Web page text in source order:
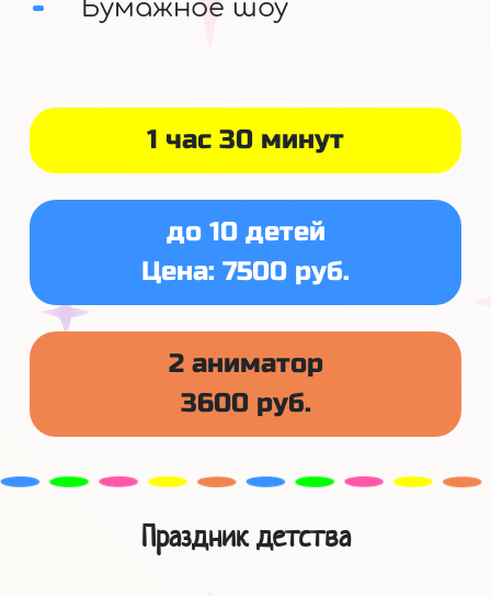
1 час 30 минут
до 10 детей
Цена: 7500 руб.
2 аниматор
3600 руб.
Бумажное шоу
Праздник детства